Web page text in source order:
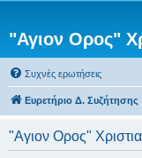
"Αγιον Ορος"
Συχνές ερωτήσεις
Ευρετήριο Δ. Συζήτησης
"Αγιον Ορος"